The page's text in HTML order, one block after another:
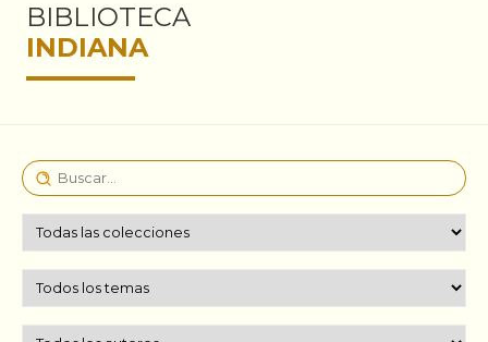
BIBLIOTECA
INDIANA